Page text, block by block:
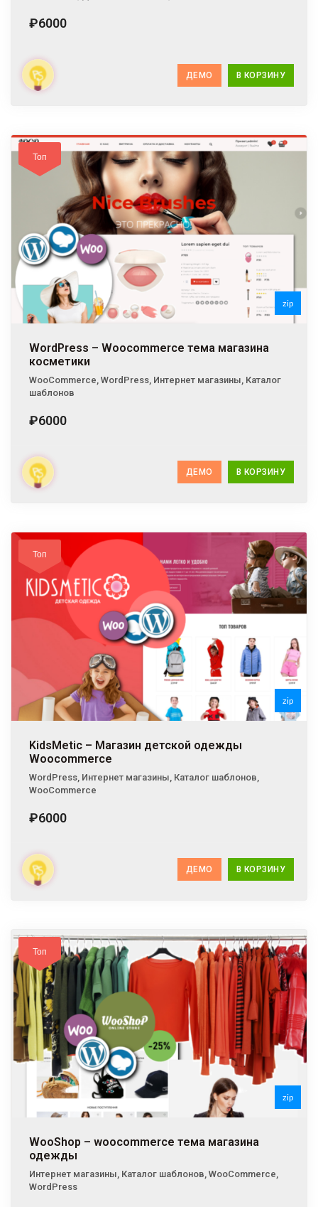
₽6000
ДЕМО В КОРЗИНУ
Топ
zip
WordPress – Woocommerce тема магазина
косметики
WooCommerce WordPress Интернет магазины Каталог
шаблонов
₽6000
ДЕМО В КОРЗИНУ
Топ
zip
KidsMetic – Магазин детской одежды
Woocommerce
WordPress Интернет магазины Каталог шаблонов
WooCommerce
₽6000
ДЕМО В КОРЗИНУ
Топ
zip
WooShop – woocommerce тема магазина
одежды
Интернет магазины, Каталог шаблонов, WooCommerce,
WordPress